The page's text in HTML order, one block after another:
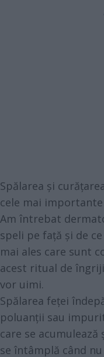
Spălarea și
cele mai
Am întrebat
speli pe față și de
mai ales care sunt
acest ritual de
vor uimi.
Spălarea feței
poluanții sau
care se
se întâmplă când